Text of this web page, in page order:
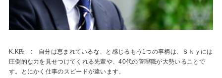
K.K氏 : 自分は恵まれているな、と感じるもう1つの事柄は、Ｓｋｙには
圧倒的な力を見せつけてくれる先輩や、40代の管理職が大勢いることで
す。とにかく仕事のスピードが違います。